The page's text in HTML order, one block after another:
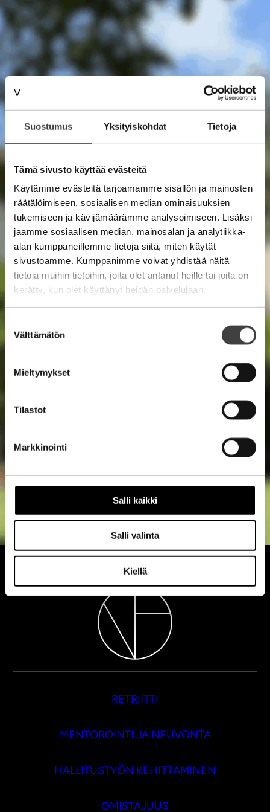
Suostumus Yksityiskohdat Tietoja
Tämä sivusto käyttää evästeitä
Käytämme evästeitä tarjoamamme sisällön ja mainosten
räätälöimiseen, sosiaalisen median ominaisuuksien
tukemiseen ja kävijämäärämme analysoimiseen. Lisäksi
jaamme sosiaalisen median, mainosalan ja analytiikka-
alan kumppaneillemme tietoja siitä, miten käytät
sivustoamme. Kumppanimme voivat yhdistää näitä
tietoja muihin tietoihin, joita olet antanut heille tai joita on
kerätty, kun olet käyttänyt heidän palvelujaan.
valinta
Välttämätön
Mieltymykset
Tilastot
Markkinointi
Salli kaikki
Salli valinta
Kiellä
RETRIITTI
MENTOROINTI JA NEUVONTA
HALLITUSTYÖN KEHITTÄMINEN
OMISTAJUUS